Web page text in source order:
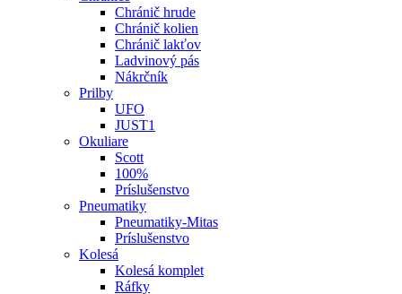
Chránič hrude
Chránič kolien
Chránič lakťov
Ladvinový pás
Nákrčník
Prilby
UFO
JUST1
Okuliare
Scott
100%
Príslušenstvo
Pneumatiky
Pneumatiky-Mitas
Príslušenstvo
Kolesá
Kolesá komplet
Ráfky